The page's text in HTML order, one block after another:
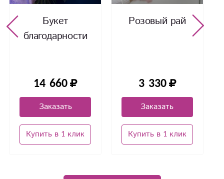
Букет
благодарности
14 660
Заказать
Купить в 1 клик
Розовый рай
3 330
Заказать
Купить в 1 клик